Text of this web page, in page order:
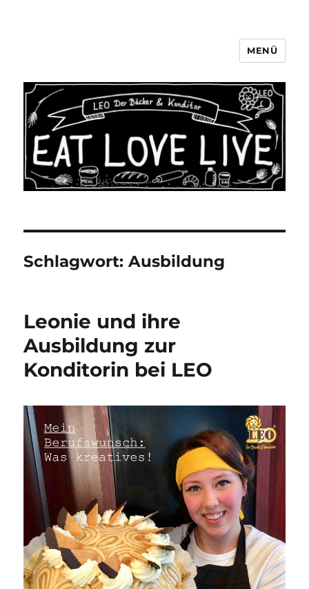
LEO Der Bäcker & Konditor
Aachen
MENÜ
Schlagwort:Ausbildung
Leonie und ihre
Ausbildung zur
Konditorin bei LEO